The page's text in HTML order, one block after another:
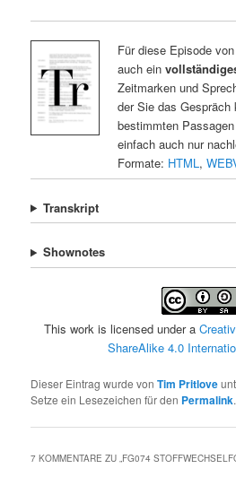
Für diese Episode
auch ein
Zeitmarken und
der Sie das Gespräch
bestimmten
einfach auch nur
Formate: HTML,
Transkript
Shownotes
This work is licensed under a
ShareAlike 4.0
Dieser Eintrag wurde vonTim Pritlove
Setze ein Lesezeichen für den Permalink.
7 KOMMENTARE ZU „FG074